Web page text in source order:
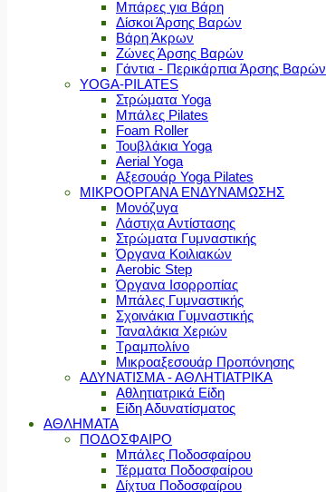
Μπάρες για Βάρη
Δίσκοι Άρσης Βαρών
Βάρη Άκρων
Ζώνες Άρσης Βαρών
Γάντια - Περικάρπια Άρσης Βαρών
YOGA-PILATES
Στρώματα Yoga
Μπάλες Pilates
Foam Roller
Τουβλάκια Yoga
Aerial Yoga
Αξεσουάρ Yoga Pilates
ΜΙΚΡΟΟΡΓΑΝΑ ΕΝΔΥΝΑΜΩΣΗΣ
Μονόζυγα
Λάστιχα Αντίστασης
Στρώματα Γυμναστικής
Όργανα Κοιλιακών
Aerobic Step
Όργανα Ισορροπίας
Μπάλες Γυμναστικής
Σχοινάκια Γυμναστικής
Ταναλάκια Χεριών
Τραμπολίνο
Μικροαξεσουάρ Προπόνησης
ΑΔΥΝΑΤΙΣΜΑ - ΑΘΛΗΤΙΑΤΡΙΚΑ
Αθλητιατρικά Είδη
Είδη Αδυνατίσματος
ΑΘΛΗΜΑΤΑ
ΠΟΔΟΣΦΑΙΡΟ
Μπάλες Ποδοσφαίρου
Τέρματα Ποδοσφαίρου
Δίχτυα Ποδοσφαίρου